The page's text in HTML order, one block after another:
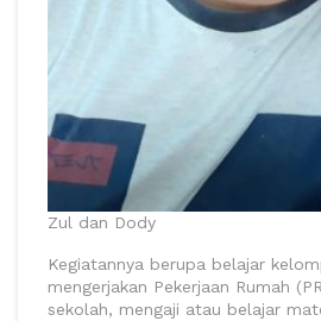
Zul dan Dody
Kegiatannya berupa belajar
mengerjakan Pekerjaan Rumah
sekolah, mengaji atau belajar